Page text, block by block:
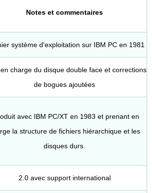
Notes et commentaires
système d'exploitation sur IBM PC en 1981
charge du disque double face et corrections
de bogues ajoutées
avec IBM PC/XT en 1983 et prenant en
la structure de fichiers hiérarchique et les
disques durs.
2.0 avec support international